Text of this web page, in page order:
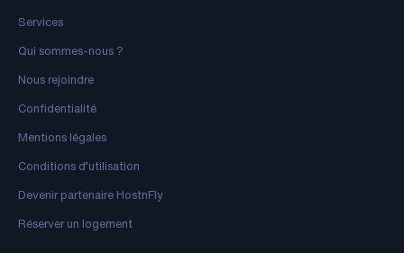
Services
Qui sommes-nous ?
Nous rejoindre
Confidentialité
Mentions légales
Conditions d’utilisation
Devenir partenaire HostnFly
Réserver un logement